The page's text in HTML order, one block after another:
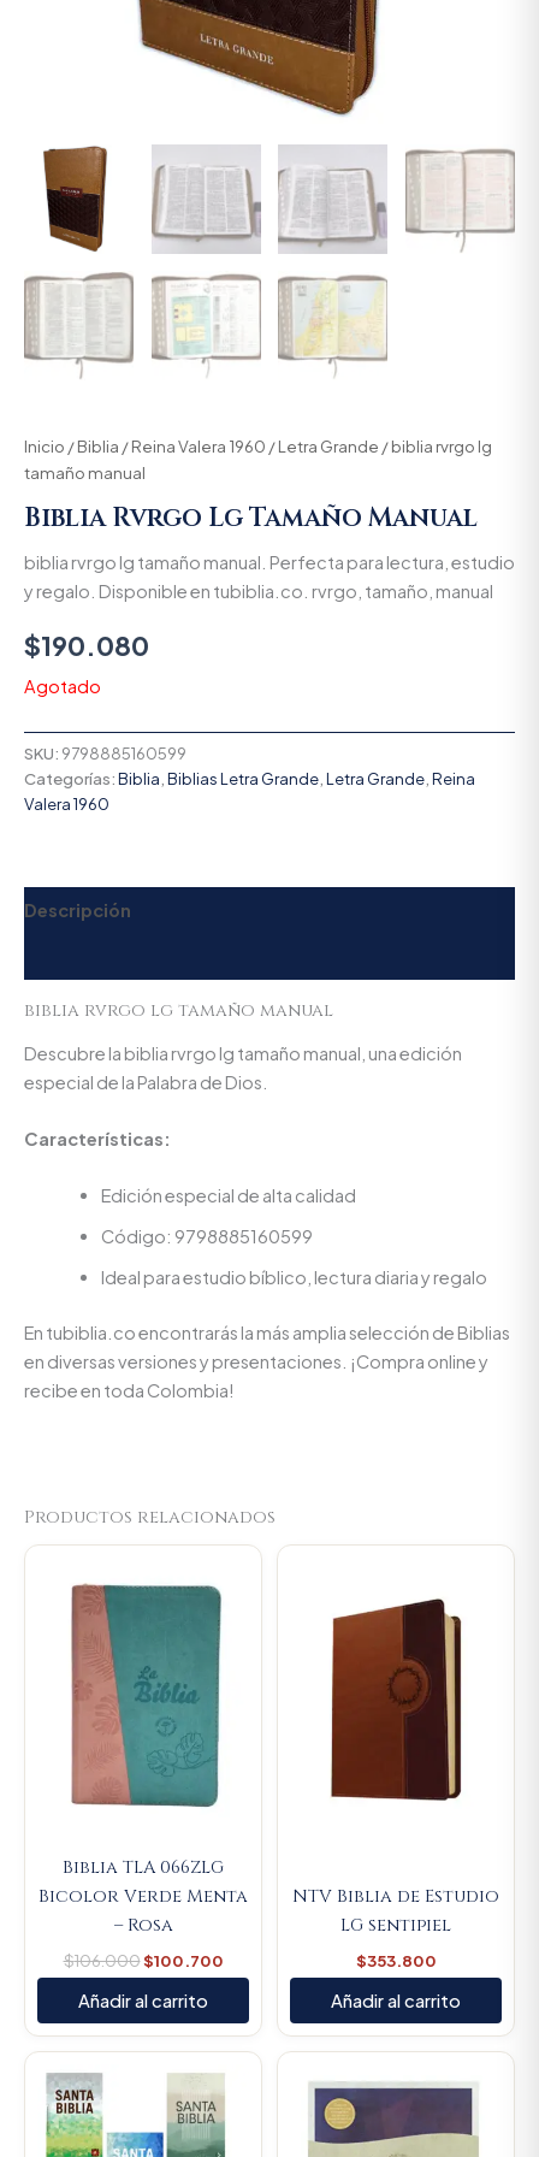
Inicio /Biblia /Reina Valera 1960 /Letra Grande / biblia rvrgo lg
tamaño manual
Biblia Rvrgo Lg Tamaño Manual
biblia rvrgo lg tamaño manual. Perfecta para lectura, estudio
y regalo. Disponible en tubiblia.co. rvrgo, tamaño, manual
$190.080
Agotado
SKU: 9798885160599
Categorías:Biblia,Biblias Letra Grande,Letra Grande,Reina
Valera 1960
Descripción
biblia rvrgo lg tamaño manual
Descubre la biblia rvrgo lg tamaño manual, una edición
especial de la Palabra de Dios.
Características:
Edición especial de alta calidad
Código: 9798885160599
Ideal para estudio bíblico, lectura diaria y regalo
En tubiblia.co encontrarás la más amplia selección de Biblias
en diversas versiones y presentaciones. ¡Compra online y
recibe en toda Colombia!
Productos relacionados
Biblia TLA 066ZLG
Bicolor Verde Menta
– Rosa
$106.000
was:
$106.000.
$100.700
Current
Añadir al carrito
NTV Biblia de Estudio
LG sentipiel
$353.800
Añadir al carrito